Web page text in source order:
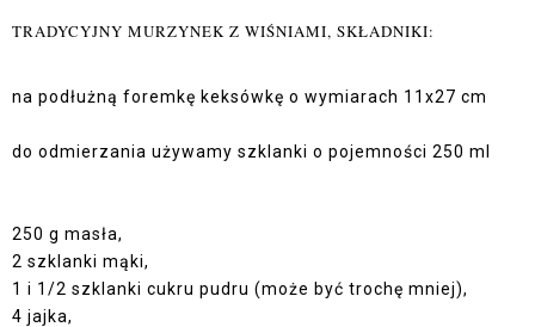
TRADYCYJNY MURZYNEK Z WIŚNIAMI, SKŁADNIKI:
na podłużną foremkę keksówkę o wymiarach 11x27 cm
do odmierzania używamy szklanki o pojemności 250 ml
250 g masła,
2 szklanki mąki,
1 i 1/2 szklanki cukru pudru (może być trochę mniej),
4 jajka,